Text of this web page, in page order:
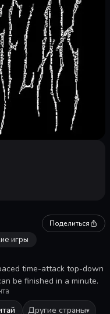
Поделиться
игры
time-attack top-down
be finished in a minute.
Другие страны▾